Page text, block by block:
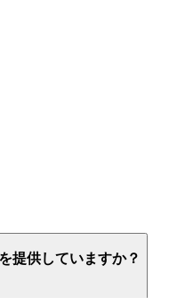
提供していますか？